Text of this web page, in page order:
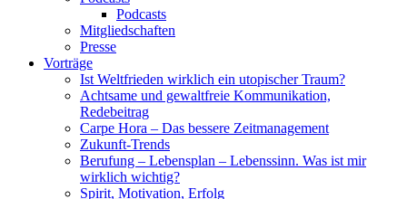
Podcasts
Mitgliedschaften
Presse
Vorträge
Ist Weltfrieden wirklich ein utopischer Traum?
Achtsame und gewaltfreie Kommunikation,
Redebeitrag
Carpe Hora – Das bessere Zeitmanagement
Zukunft-Trends
Berufung – Lebensplan – Lebenssinn. Was ist mir
wirklich wichtig?
Spirit, Motivation, Erfolg